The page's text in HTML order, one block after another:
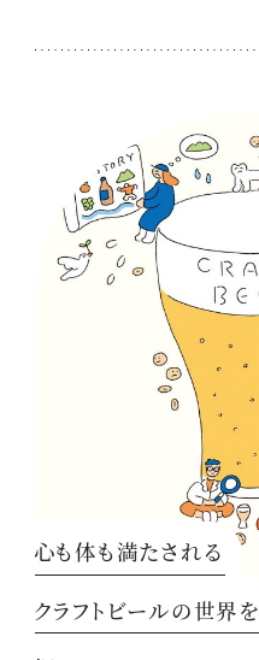
心も体も満たされる
クラフトビールの世界を